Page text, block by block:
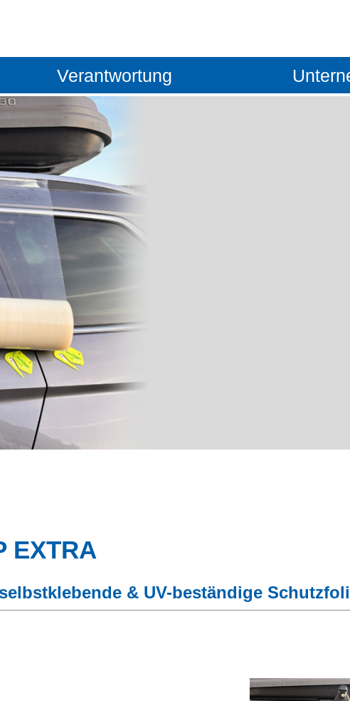
EXTRA
& UV-beständige
Aftermarket
OEM Automotive
Verantwortung
Nachhaltigkeit
Qualitätsmanagement
Arbeitssicherheit
Miteinander
Verpackungen
Lieferantenmanagement